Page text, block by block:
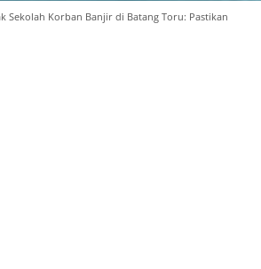
Sekolah Korban Banjir di Batang Toru: Pastikan